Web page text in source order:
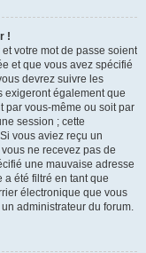
!
votre mot de passe soient
et que vous avez spécifié
devrez suivre les
exigeront également que
par vous-même ou soit par
session ; cette
vous aviez reçu un
ne recevez pas de
une mauvaise adresse
été filtré en tant que
électronique que vous
administrateur du forum.